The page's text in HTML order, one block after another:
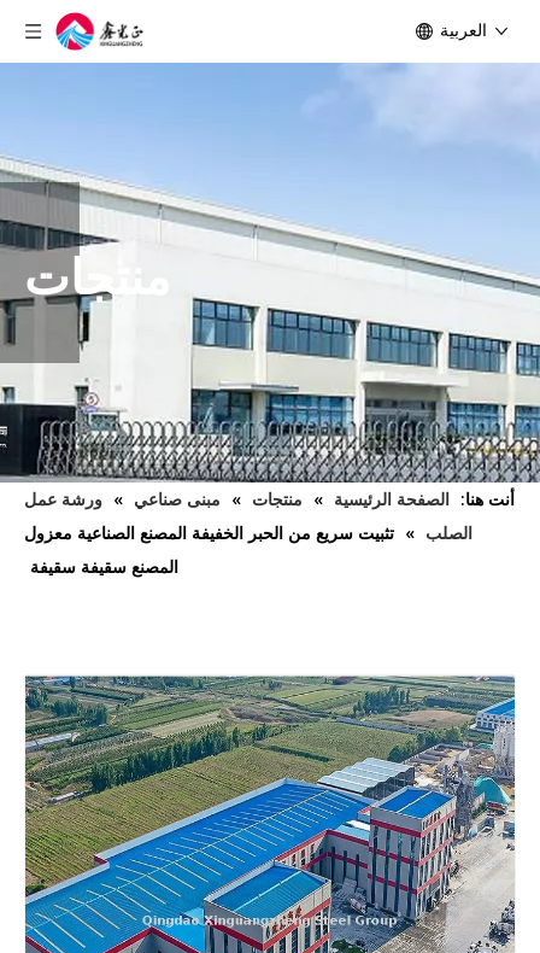
العربية
منتجات
أنت هنا: الصفحة الرئيسية » منتجات » مبنى صناعي » ورشة عمل
الصلب » تثبيت سريع من الحبر الخفيفة المصنع الصناعية معزول
المصنع سقيفة سقيفة